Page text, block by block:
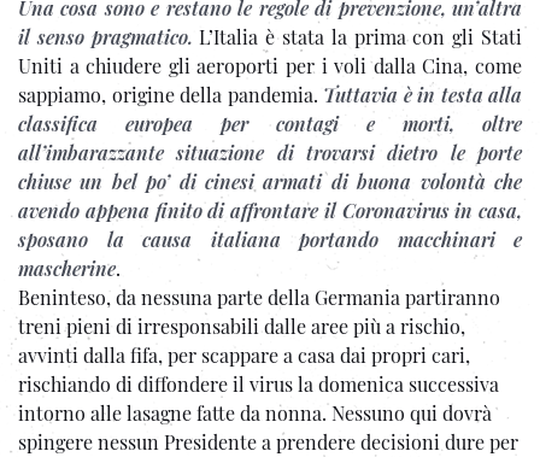
Una cosa sono e restano le regole di prevenzione, un’altra
il senso pragmatico. L’Italia è stata la prima con gli Stati
Uniti a chiudere gli aeroporti per i voli dalla Cina, come
sappiamo, origine della pandemia. Tuttavia è in testa alla
classifica europea per contagi e morti, oltre
all’imbarazzante situazione di trovarsi dietro le porte
chiuse un bel po’ di cinesi armati di buona volontà che
avendo appena finito di affrontare il Coronavirus in casa,
sposano la causa italiana portando macchinari e
mascherine.
Beninteso, da nessuna parte della Germania partiranno
treni pieni di irresponsabili dalle aree più a rischio,
avvinti dalla fifa, per scappare a casa dai propri cari,
rischiando di diffondere il virus la domenica successiva
intorno alle lasagne fatte da nonna. Nessuno qui dovrà
spingere nessun Presidente a prendere decisioni dure per